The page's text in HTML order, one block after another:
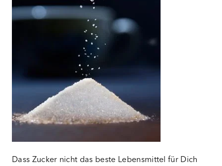
Dass Zucker nicht das beste Lebensmittel für Dich